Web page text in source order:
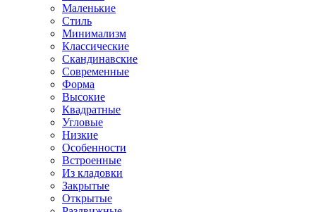
Маленькие
Стиль
Минимализм
Классические
Скандинавские
Современные
Форма
Высокие
Квадратные
Угловые
Низкие
Особенности
Встроенные
Из кладовки
Закрытые
Открытые